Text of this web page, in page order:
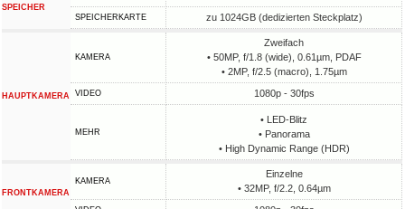
SPEICHER
SPEICHERKARTE zu 1024GB (dedizierten Steckplatz)
HAUPTKAMERA
KAMERA
Zweifach
• 50MP, f/1.8 (wide), 0.61µm, PDAF
• 2MP, f/2.5 (macro), 1.75µm
VIDEO 1080p - 30fps
MEHR
• LED-Blitz
• Panorama
• High Dynamic Range (HDR)
FRONTKAMERA
KAMERA
Einzelne
• 32MP, f/2.2, 0.64µm